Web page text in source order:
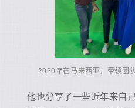
2020年在马来西亚，带领团
他也分享了一些近年来自